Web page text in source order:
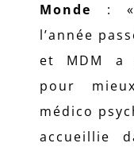
Monde :
l’année
et MDM a
pour
médico
accueillie